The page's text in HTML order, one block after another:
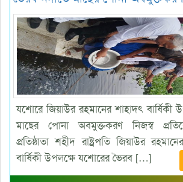
যশোরে জিয়াউর রহমানের শাহাদৎ বার্ষিকী
মাছের পোনা অবমুক্তকরণ নিজস্ব
প্রতিষ্ঠাতা শহীদ রাষ্ট্রপতি জিয়াউর
বার্ষিকী উপলক্ষে যশোরের ভৈরব […]